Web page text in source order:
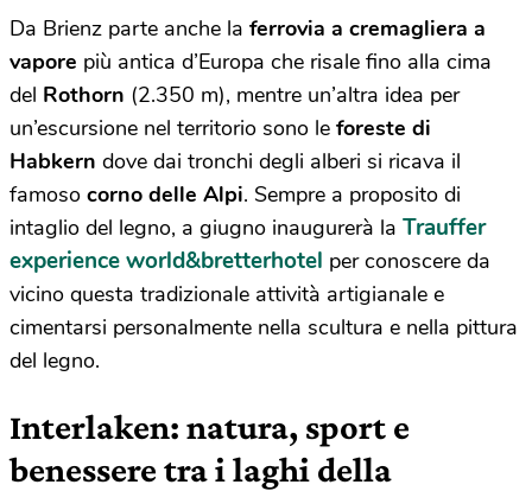
Da Brienz parte anche la ferrovia a cremagliera a
vapore più antica d’Europa che risale fino alla cima
del Rothorn (2.350 m), mentre un’altra idea per
un’escursione nel territorio sono le foreste di
Habkern dove dai tronchi degli alberi si ricava il
famoso corno delle Alpi. Sempre a proposito di
intaglio del legno, a giugno inaugurerà la Trauffer
experience world&bretterhotel per conoscere da
vicino questa tradizionale attività artigianale e
cimentarsi personalmente nella scultura e nella pittura
del legno.
Interlaken: natura, sport e
benessere tra i laghi della